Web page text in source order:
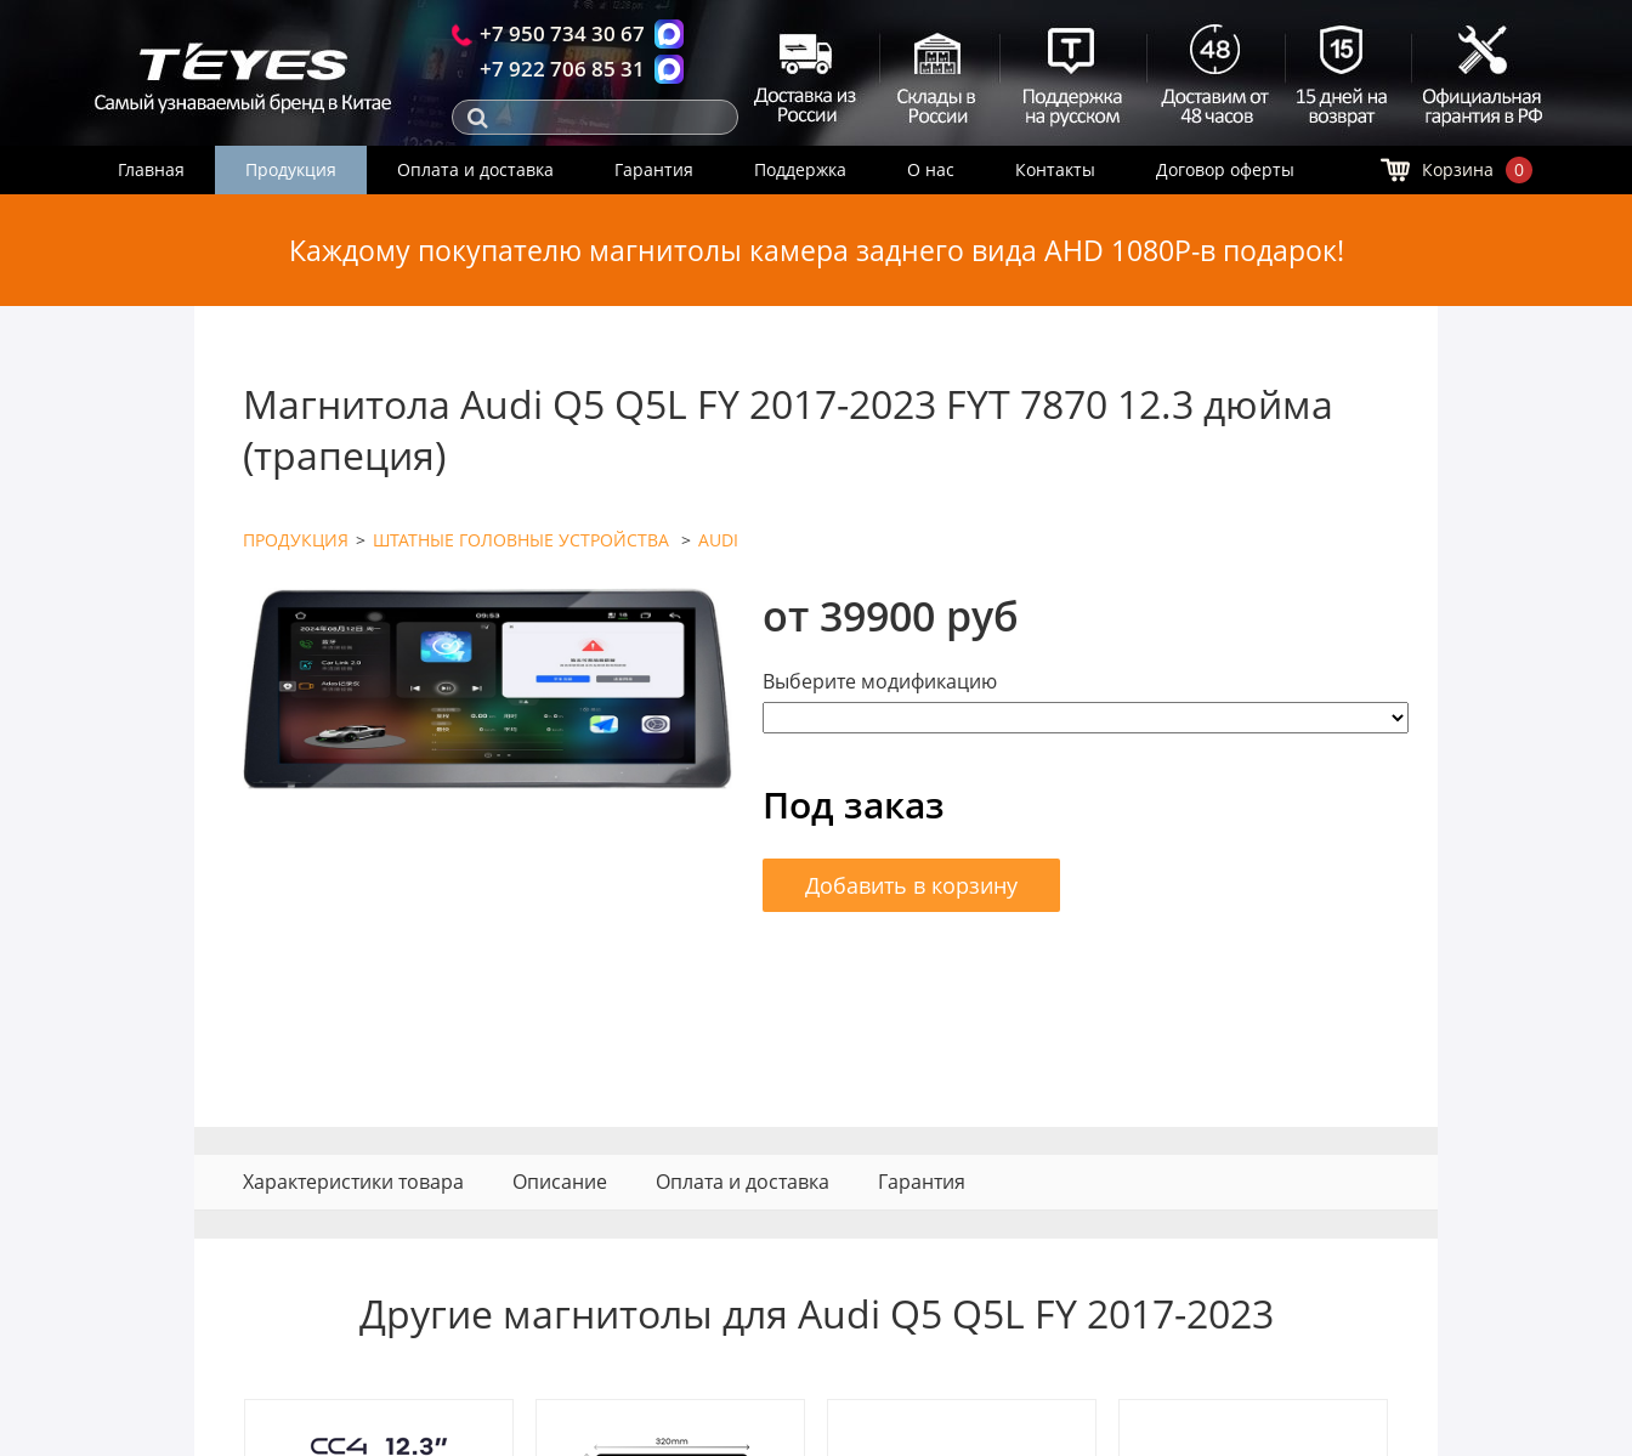
+7 950 734 30 67
+7 922 706 85 31
Главная Продукция Оплата и доставка Гарантия Поддержка О нас Контакты Договор оферты Корзина 0
Каждому покупателю магнитолы камера заднего вида AHD 1080P-в подарок!
Магнитола Audi Q5 Q5L FY 2017-2023 FYT 7870 12.3 дюйма
(трапеция)
ПРОДУКЦИЯ > ШТАТНЫЕ ГОЛОВНЫЕ УСТРОЙСТВА > AUDI
от 39900 руб
Выберите модификацию
Под заказ
Добавить в корзину
Характеристики товара Описание Оплата и доставка Гарантия
Другие магнитолы для Audi Q5 Q5L FY 2017-2023